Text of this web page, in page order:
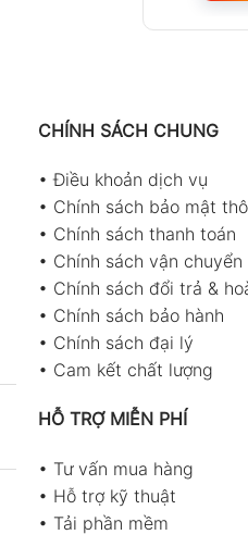
CHÍNH SÁCH CHUNG
•Điều khoản dịch vụ
• Chính sách bảo mật
• Chính sách thanh toán
• Chính sách vận chuyển
• Chính sách đổi trả &
• Chính sách bảo hành
• Chính sách đại lý
• Cam kết chất lượng
HỖ TRỢ MIỄN PHÍ
• Tư vấn mua hàng
• Hỗ trợ kỹ thuật
• Tải phần mềm